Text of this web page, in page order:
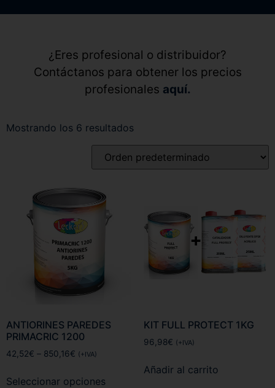
¿Eres profesional o distribuidor?
Contáctanos para obtener los precios
profesionales aquí.
Mostrando los 6 resultados
ANTIORINES PAREDES
PRIMACRIC 1200
42,52€ – 850,16€ (+IVA)
Seleccionar opciones
KIT FULL PROTECT 1KG
96,98€ (+IVA)
Añadir al carrito